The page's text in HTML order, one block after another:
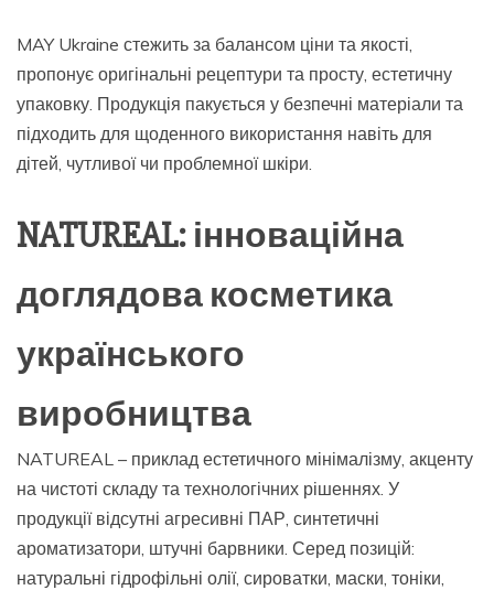
MAY Ukraine стежить за балансом ціни та якості,
пропонує оригінальні рецептури та просту, естетичну
упаковку. Продукція пакується у безпечні матеріали та
підходить для щоденного використання навіть для
дітей, чутливої чи проблемної шкіри.
NATUREAL: інноваційна
доглядова косметика
українського
виробництва
NATUREAL – приклад естетичного мінімалізму, акценту
на чистоті складу та технологічних рішеннях. У
продукції відсутні агресивні ПАР, синтетичні
ароматизатори, штучні барвники. Серед позицій:
натуральні гідрофільні олії, сироватки, маски, тоніки,